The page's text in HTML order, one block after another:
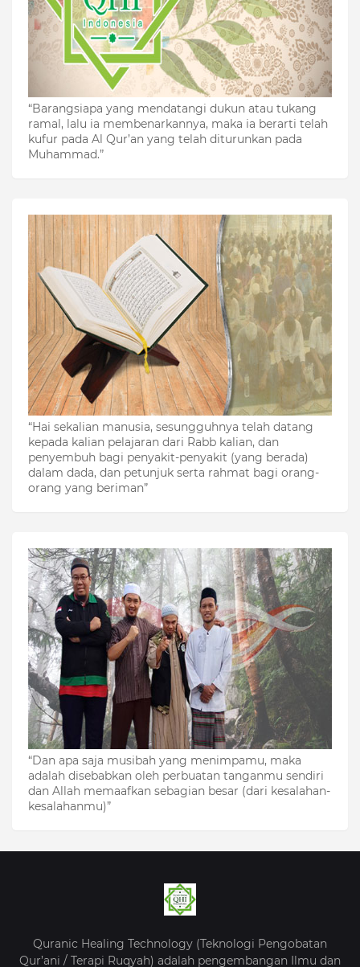
“Barangsiapa yang mendatangi dukun atau tukang
ramal, lalu ia membenarkannya, maka ia berarti telah
kufur pada Al Qur’an yang telah diturunkan pada
Muhammad.”
“Hai sekalian manusia, sesungguhnya telah datang
kepada kalian pelajaran dari Rabb kalian, dan
penyembuh bagi penyakit-penyakit (yang berada)
dalam dada, dan petunjuk serta rahmat bagi orang-
orang yang beriman”
“Dan apa saja musibah yang menimpamu, maka
adalah disebabkan oleh perbuatan tanganmu sendiri
dan Allah memaafkan sebagian besar (dari kesalahan-
kesalahanmu)”
Quranic Healing Technology (Teknologi Pengobatan
Qur’ani / Terapi Ruqyah) adalah pengembangan Ilmu dan